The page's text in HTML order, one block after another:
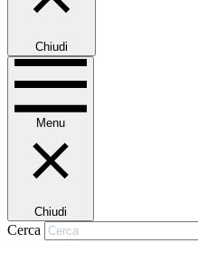
Chiudi
Menu
Chiudi
Cerca